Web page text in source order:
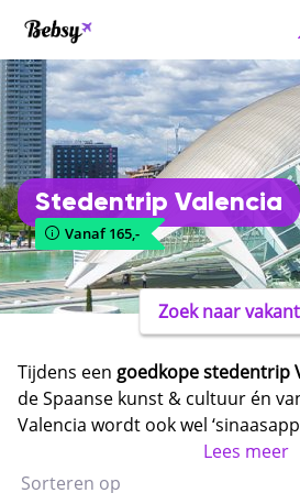
Stedentrip Valencia
Vanaf 165,-
Zoek naar
Tijdens een goedkope stedentrip
de Spaanse kunst & cultuur én
Valencia wordt ook wel
direct aan zee en staat vol met
gezellige centrum is de uitgelezen
Lees meer
Sorteren op